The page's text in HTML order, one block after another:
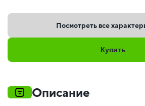
Посмотреть все
Купить
Описание